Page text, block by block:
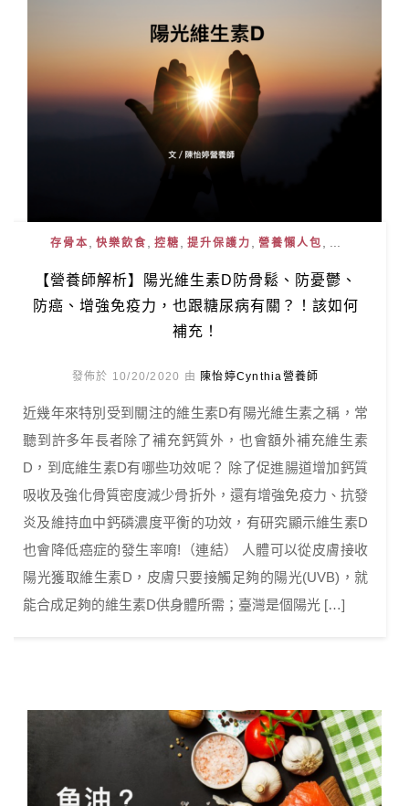
存骨本 , 快樂飲食 , 控糖 , 提升保護力 , 營養懶人包 , ...
【營養師解析】陽光維生素D防骨鬆、防憂鬱、
防癌、增強免疫力，也跟糖尿病有關？！該如何
補充！
發佈於 10/20/2020 由 陳怡婷Cynthia營養師
近幾年來特別受到關注的維生素D有陽光維生素之稱，常
聽到許多年長者除了補充鈣質外，也會額外補充維生素
D，到底維生素D有哪些功效呢？ 除了促進腸道增加鈣質
吸收及強化骨質密度減少骨折外，還有增強免疫力、抗發
炎及維持血中鈣磷濃度平衡的功效，有研究顯示維生素D
也會降低癌症的發生率唷!（連結） 人體可以從皮膚接收
陽光獲取維生素D，皮膚只要接觸足夠的陽光(UVB)，就
能合成足夠的維生素D供身體所需；臺灣是個陽光 […]